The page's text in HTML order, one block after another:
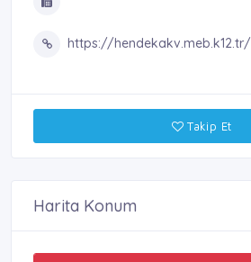
https://hendekakv.meb.k12.tr/
Takip Et
Harita Konum